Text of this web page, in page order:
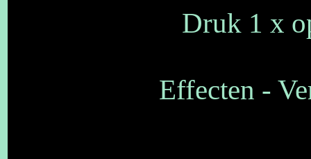
Druk 1 x
Effecten -